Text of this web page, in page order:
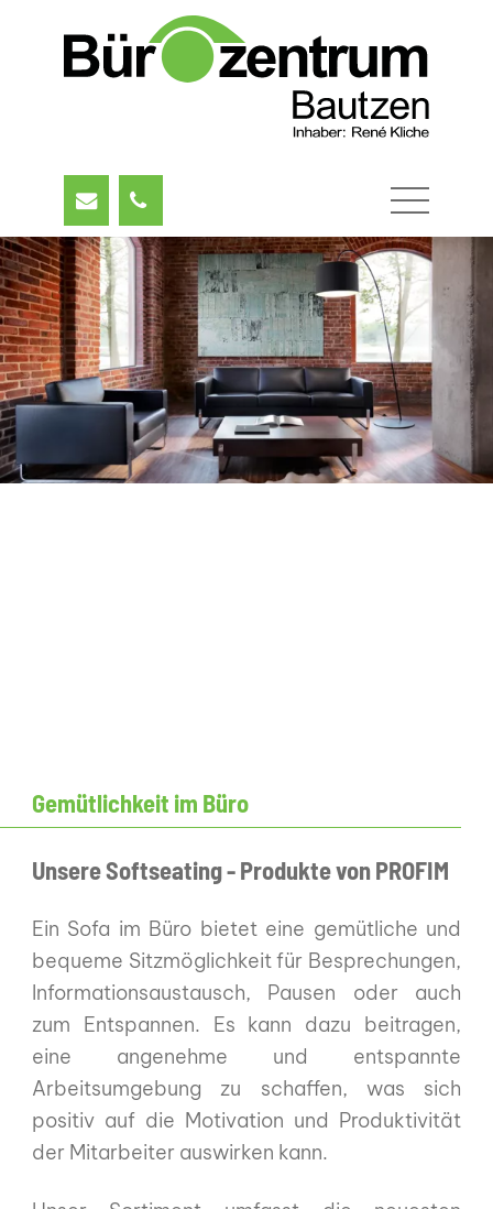
Gemütlichkeit im Büro
Unsere Softseating - Produkte von PROFIM
Ein Sofa im Büro bietet eine gemütliche und
bequeme Sitzmöglichkeit für Besprechungen,
Informationsaustausch, Pausen oder auch
zum Entspannen. Es kann dazu beitragen,
eine angenehme und entspannte
Arbeitsumgebung zu schaffen, was sich
positiv auf die Motivation und Produktivität
der Mitarbeiter auswirken kann.